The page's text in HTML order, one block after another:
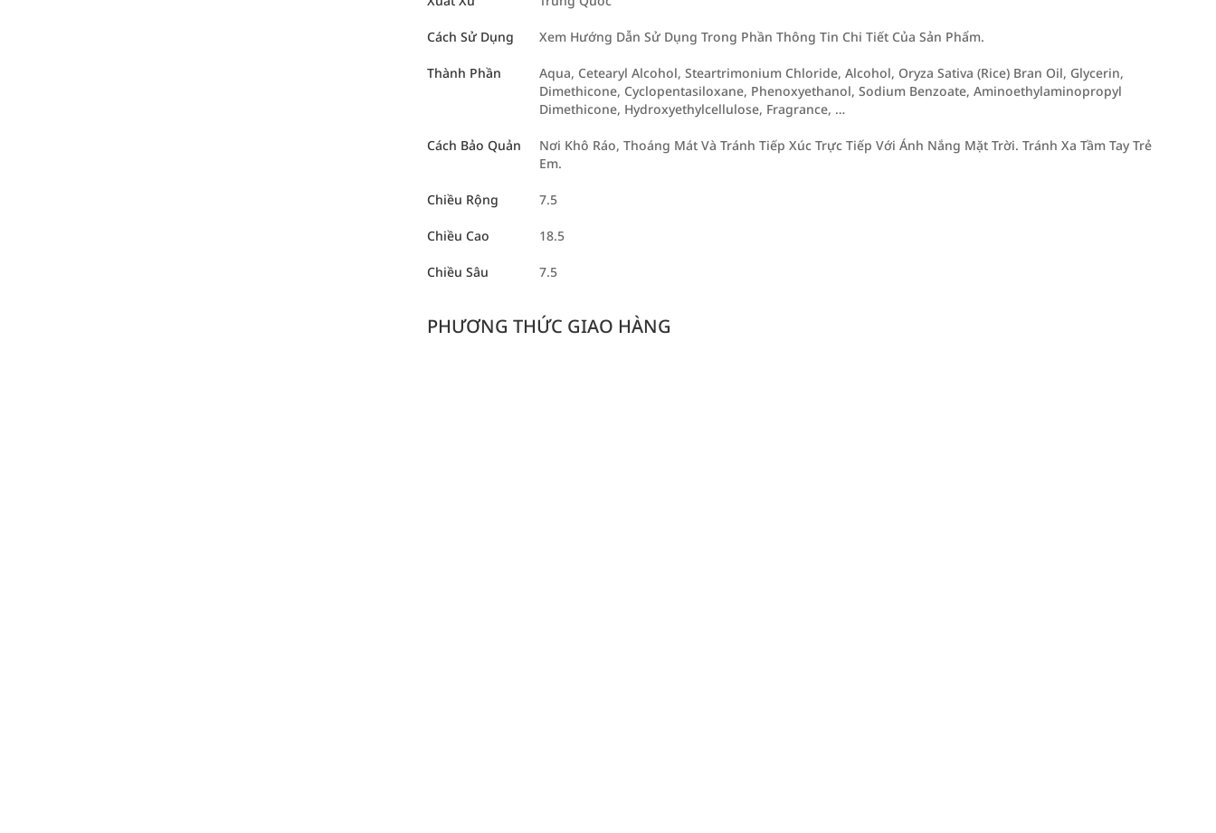
Cách Sử Dụng Xem Hướng Dẫn Sử Dụng Trong Phần Thông Tin Chi Tiết Của Sản Phẩm.
Thành Phần
Aqua, Cetearyl Alcohol, Steartrimonium Chloride, Alcohol, Oryza Sativa (Rice) Bran Oil, Glycerin,
Dimethicone, Cyclopentasiloxane, Phenoxyethanol, Sodium Benzoate, Aminoethylaminopropyl
Dimethicone, Hydroxyethylcellulose, Fragrance, …
Cách Bảo Quản
Nơi Khô Ráo, Thoáng Mát Và Tránh Tiếp Xúc Trực Tiếp Với Ánh Nắng Mặt Trời. Tránh Xa Tầm Tay Trẻ
Em.
Chiều Rộng 7.5
Chiều Cao 18.5
Chiều Sâu 7.5
PHƯƠNG THỨC GIAO HÀNG